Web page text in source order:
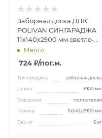
Заборная доска ДПК
POLIVAN СИНГАРАДЖА
11х140х2900 мм светло-
коричневый
Много
724 ₽/пог.м.
Тип продукта заборная доска
Длина 2900 мм
Вид доски полнотелая
Размер 11х140х2900 мм
Вес, кг 6 кг